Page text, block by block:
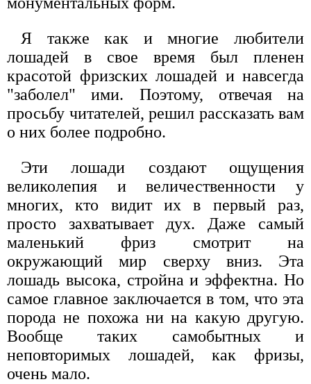
Я также как и многие любители
лошадей в свое время был пленен
красотой фризских лошадей и навсегда
"заболел" ими. Поэтому, отвечая на
просьбу читателей, решил рассказать вам
о них более подробно.
Эти лошади создают ощущения
великолепия и величественности у
многих, кто видит их в первый раз,
просто захватывает дух. Даже самый
маленький фриз смотрит на
окружающий мир сверху вниз. Эта
лошадь высока, стройна и эффектна. Но
самое главное заключается в том, что эта
порода не похожа ни на какую другую.
Вообще таких самобытных и
неповторимых лошадей, как фризы,
очень мало.